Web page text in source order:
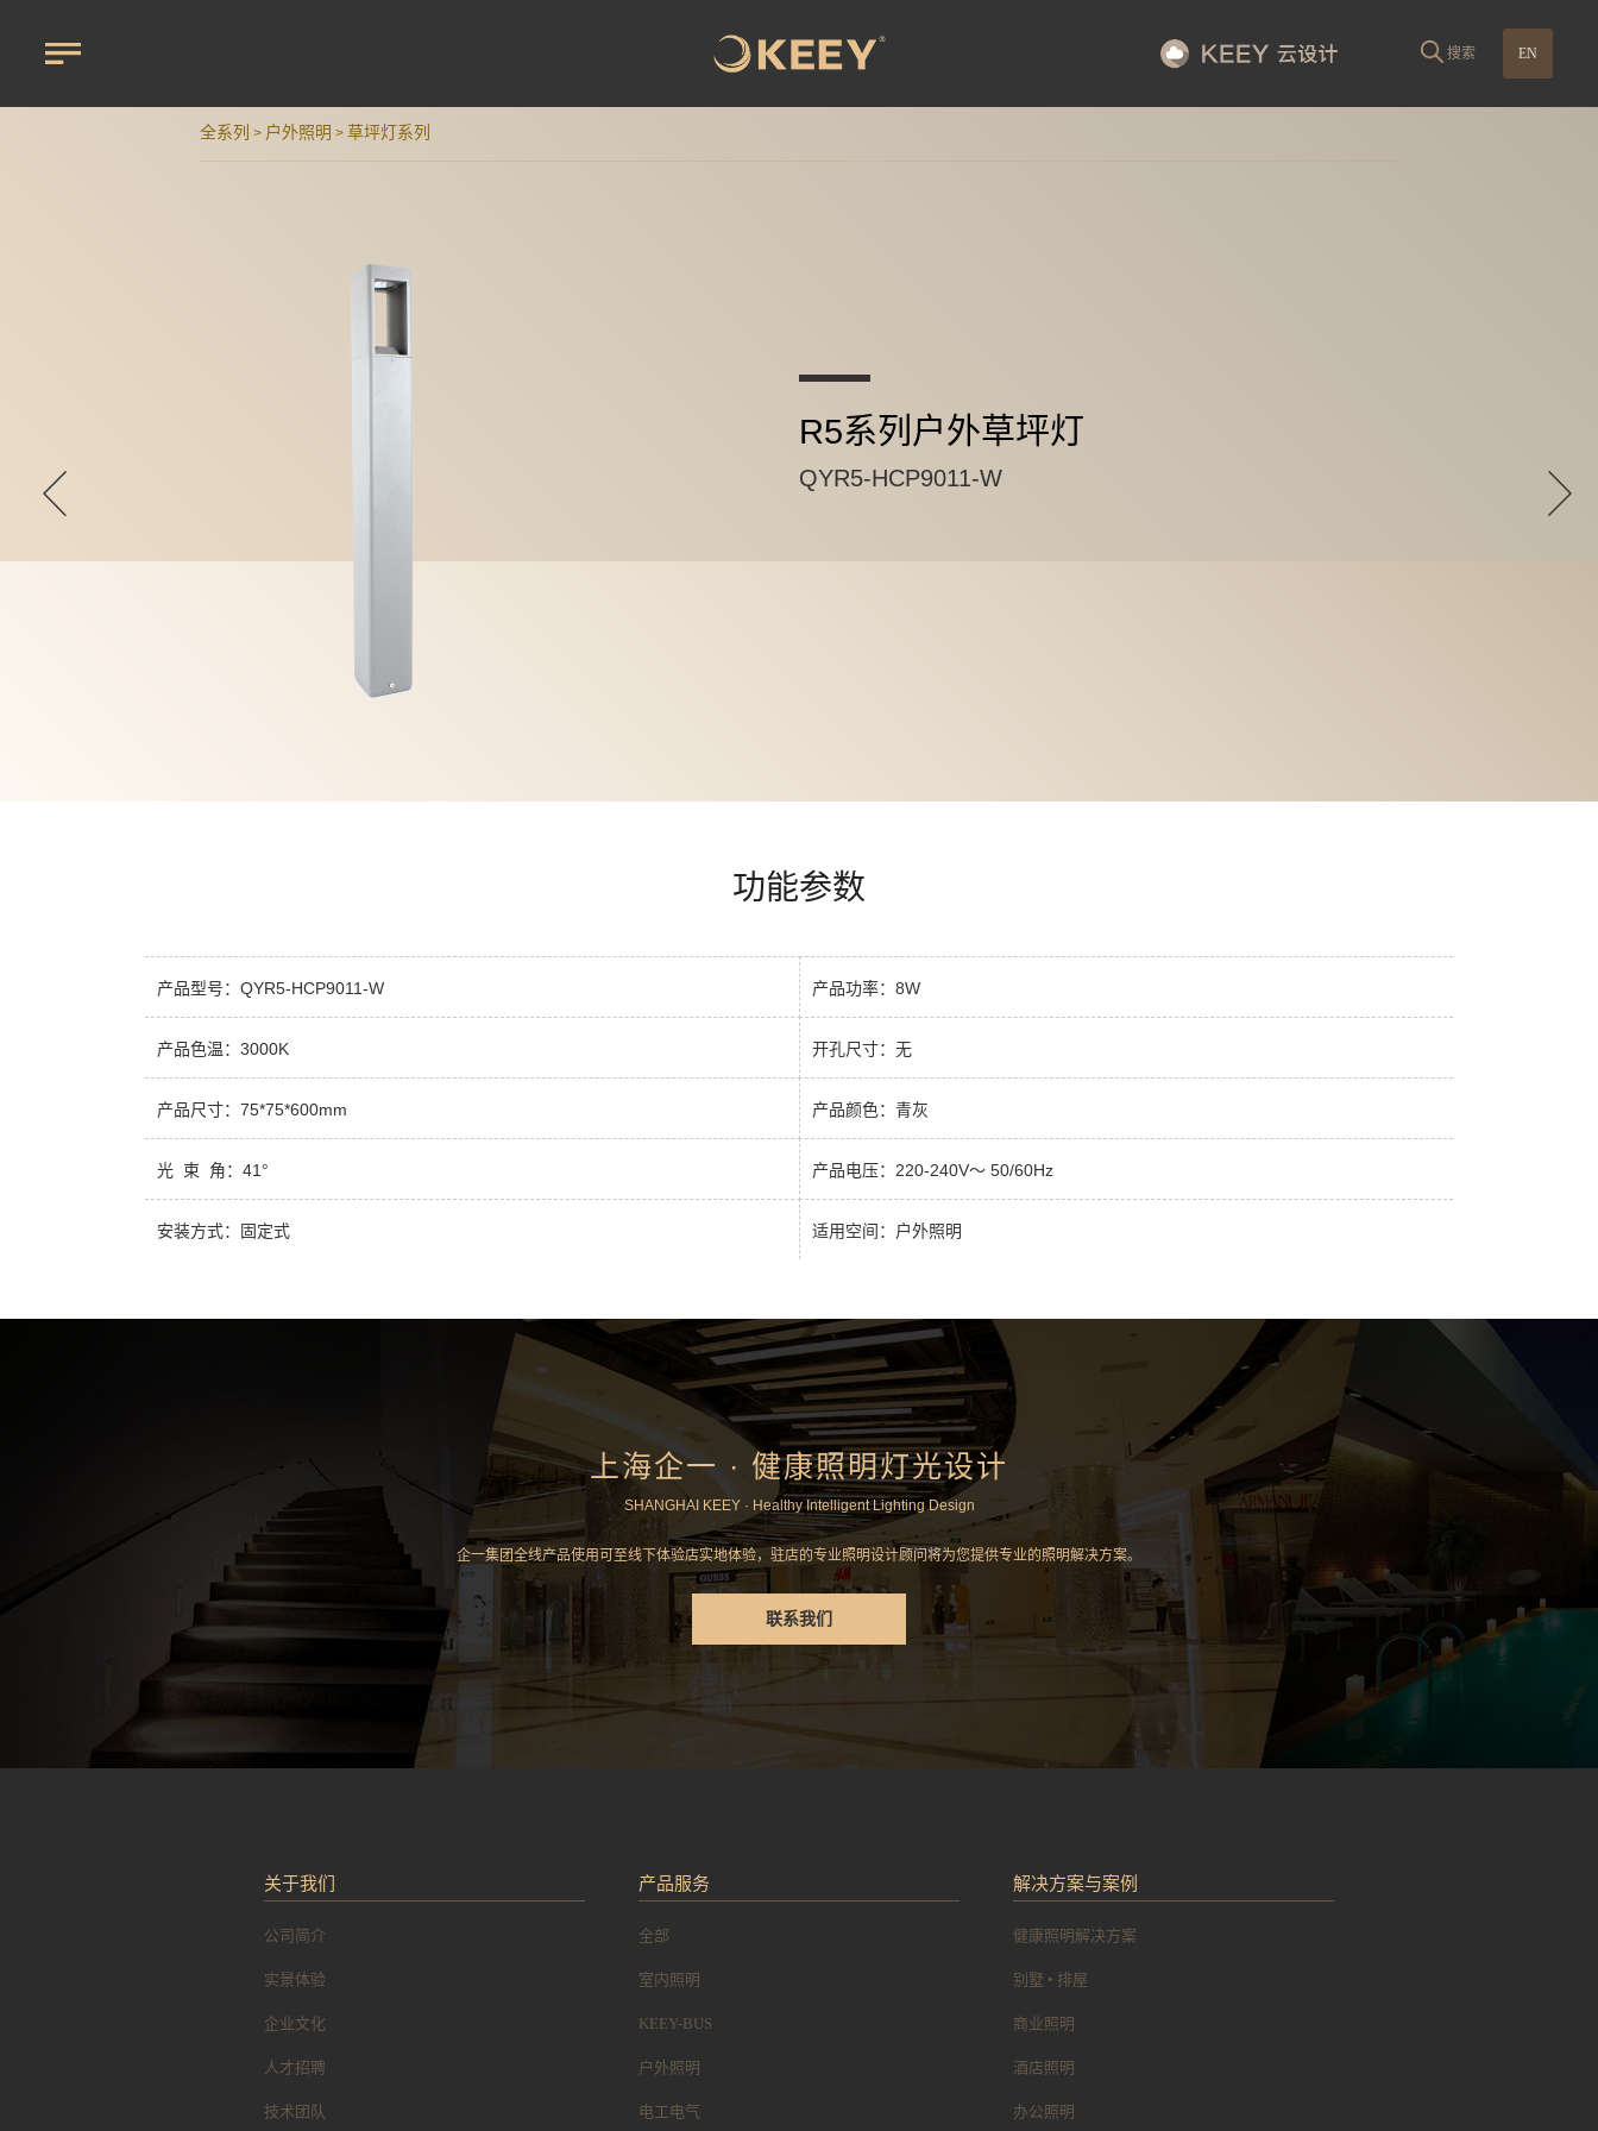
搜索 EN
全系列 > 户外照明 > 草坪灯系列
R5系列户外草坪灯
QYR5-HCP9011-W
功能参数
产品型号：QYR5-HCP9011-W 产品功率：8W
产品色温：3000K 开孔尺寸：无
产品尺寸：75*75*600mm 产品颜色：青灰
光 束 角：41° 产品电压：220-240V～ 50/60Hz
安装方式：固定式 适用空间：户外照明
上海企一 · 健康照明灯光设计
SHANGHAI KEEY · Healthy Intelligent Lighting Design
企一集团全线产品使用可至线下体验店实地体验，驻店的专业照明设计顾问将为您提供专业的照明解决方案。
联系我们
关于我们
公司简介
实景体验
企业文化
人才招聘
技术团队
产品服务
全部
室内照明
KEEY-BUS
户外照明
电工电气
解决方案与案例
健康照明解决方案
别墅 • 排屋
商业照明
酒店照明
办公照明